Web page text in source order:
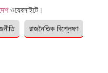
ওয়েবসাইটে।
রাজনৈতিক বিশ্লেষণ